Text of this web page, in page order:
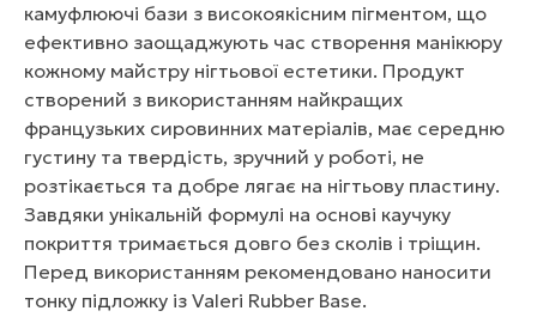
камуфлюючі бази з високоякісним пігментом, що
ефективно заощаджують час створення манікюру
кожному майстру нігтьової естетики. Продукт
створений з використанням найкращих
французьких сировинних матеріалів, має середню
густину та твердість, зручний у роботі, не
розтікається та добре лягає на нігтьову пластину.
Завдяки унікальній формулі на основі каучуку
покриття тримається довго без сколів і тріщин.
Перед використанням рекомендовано наносити
тонку підложку із Valeri Rubber Base.